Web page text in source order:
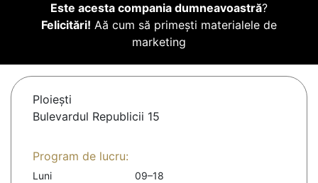
Este acesta compania dumneavoastră?
Felicitări! Aă cum să primești materialele de
marketing
Ploieşti
Bulevardul Republicii 15
Program de lucru:
Luni
09–18